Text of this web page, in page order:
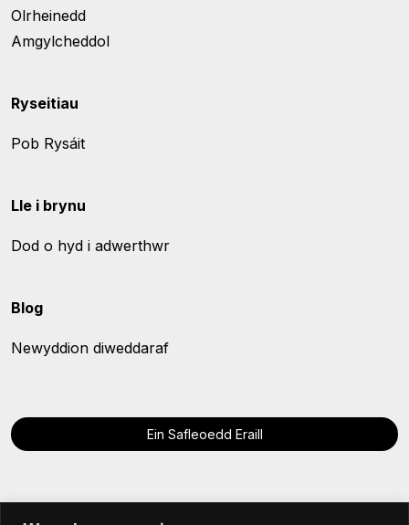
Olrheinedd
Amgylcheddol
Ryseitiau
Pob Rysáit
Lle i brynu
Dod o hyd i adwerthwr
Blog
Newyddion diweddaraf
Ein Safleoedd Eraill